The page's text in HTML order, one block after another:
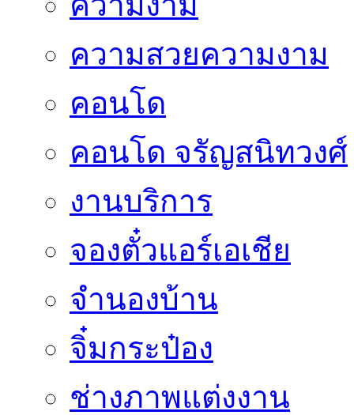
ความสวยความงาม
คอนโด
คอนโด จรัญสนิทวงศ์
งานบริการ
จองตั๋วแอร์เอเชีย
จำนองบ้าน
จิ๋มกระป๋อง
ช่างภาพแต่งงาน